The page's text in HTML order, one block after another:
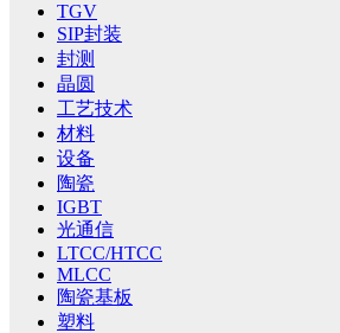
TGV
SIP封装
封测
晶圆
工艺技术
材料
设备
陶瓷
IGBT
光通信
LTCC/HTCC
MLCC
陶瓷基板
塑料